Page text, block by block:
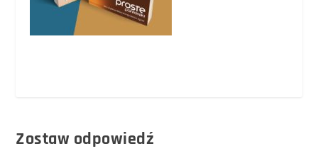
Zostaw odpowiedź